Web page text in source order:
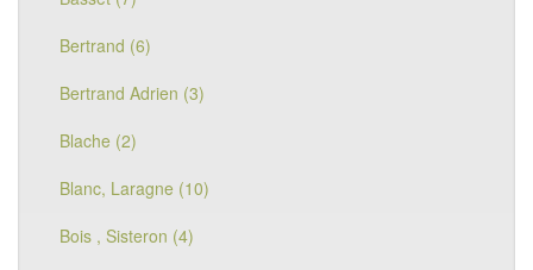
Bertrand (6)
Bertrand Adrien (3)
Blache (2)
Blanc, Laragne (10)
Bois , Sisteron (4)